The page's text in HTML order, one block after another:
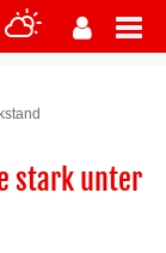
stark unter